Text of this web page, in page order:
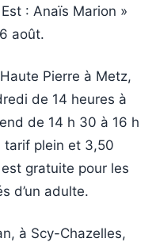
: Anaïs Marion »
août.
Pierre à Metz,
de 14 heures à
de 14 h 30 à 16 h
tarif plein et 3,50
gratuite pour les
d’un adulte.
à Scy-Chazelles,